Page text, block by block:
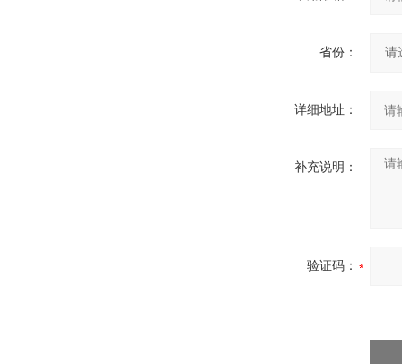
省份：
详细地址：
补充说明：
验证码：